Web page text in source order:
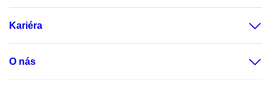
Kariéra
O nás